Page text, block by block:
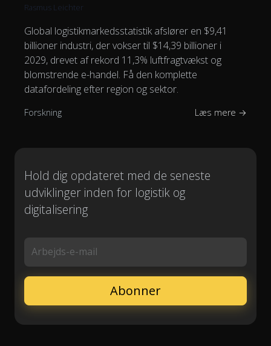
Rasmus Leichter
Global logistikmarkedsstatistik afslører en $9,41
billioner industri, der vokser til $14,39 billioner i
2029, drevet af rekord 11,3% luftfragtvækst og
blomstrende e-handel. Få den komplette
datafordeling efter region og sektor.
Forskning Læs mere →
Hold dig opdateret med de seneste
udviklinger inden for logistik og
digitalisering
Arbejds-e-mail